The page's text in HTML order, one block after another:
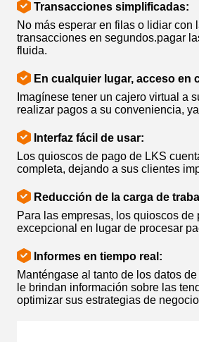
Transacciones simplificadas:
No más esperar en filas o lidiar
transacciones en segundos.pagar
fluida.
En cualquier lugar, acceso en
Imagínese tener un cajero virtual a
realizar pagos a su conveniencia,
Interfaz fácil de usar:
Los quioscos de pago de LKS
completa, dejando a sus clientes
Reducción de la carga de
Para las empresas, los quioscos
excepcional en lugar de procesar
Informes en tiempo real:
Manténgase al tanto de los datos
le brindan información sobre las
optimizar sus estrategias de